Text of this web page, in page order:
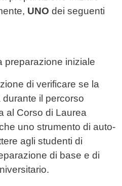
UNO dei seguenti
preparazione iniziale
di verificare se la
il percorso
al Corso di Laurea
uno strumento di auto-
agli studenti di
di base e di